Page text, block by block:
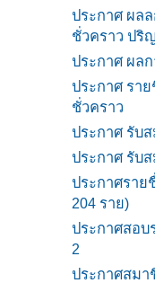
ประกาศ ผล
ชั่วคราว ปริ
ประกาศ ผล
ประกาศ รา
ชั่วคราว
ประกาศ รับ
ประกาศ รับ
ประกาศราย
204 ราย)
ประกาศสอ
2
ประกาศสมา